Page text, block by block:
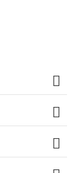


